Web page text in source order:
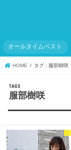
オールタイムベスト
HOME タグ : 服部樹咲
服部樹咲